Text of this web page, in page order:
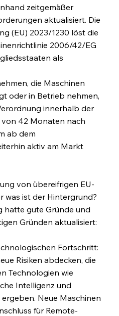
zeitgemäßer
aktualisiert. Die
(EU) 2023/1230 löst die
2006/42/EG
als
die Maschinen
oder in Betrieb nehmen,
innerhalb der
42 Monaten nach
ab dem
aktiv am Markt
von übereifrigen EU-
was ist der Hintergrund?
hatte gute Gründe und
Gründen aktualisiert:
Fortschritt:
Risiken abdecken, die
Technologien wie
Intelligenz und
Neue Maschinen
für Remote-